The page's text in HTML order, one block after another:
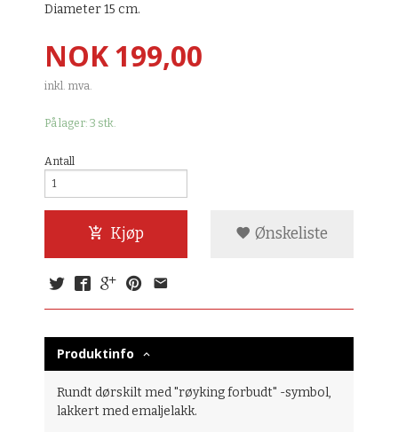
Diameter 15 cm.
Pris
NOK199,00
inkl. mva.
På lager: 3 stk.
Antall
Kjøp Ønskeliste
Produktinfo
Rundt dørskilt med "røyking forbudt" -symbol,
lakkert med emaljelakk.